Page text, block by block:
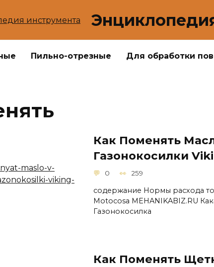
Пильно-отрезные Для обработки
Как Поменять
Газонокосилки
0 259
содержание Нормы расхода
Motocosa MEHANIKABIZ.RU
Газонокосилка
Как Поменять